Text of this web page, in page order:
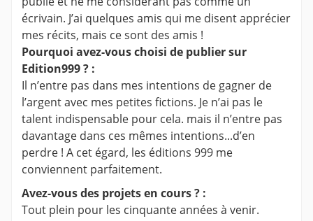
écrivain. J’ai quelques amis qui me disent apprécier
mes récits, mais ce sont des amis !
Pourquoi avez-vous choisi de publier sur
Edition999 ? :
Il n’entre pas dans mes intentions de gagner de
l’argent avec mes petites fictions. Je n’ai pas le
talent indispensable pour cela. mais il n’entre pas
davantage dans ces mêmes intentions...d’en
perdre ! A cet égard, les éditions 999 me
conviennent parfaitement.
Avez-vous des projets en cours ? :
Tout plein pour les cinquante années à venir.